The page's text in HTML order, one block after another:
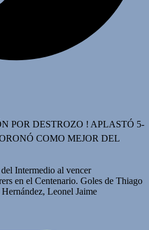
POR DESTROZO ! APLASTÓ 5-
COMO MEJOR DEL
Intermedio al vencer
en el Centenario. Goles de Thiago
Leonel Jaime